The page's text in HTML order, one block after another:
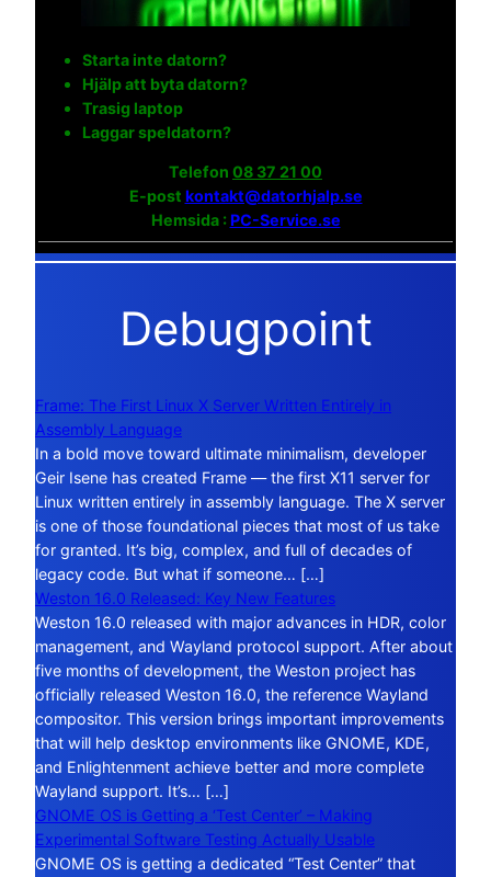
Starta inte datorn?
Hjälp att byta datorn?
Trasig laptop
Laggar speldatorn?
Telefon 08 37 21 00
E-post kontakt@datorhjalp.se
Hemsida : PC-Service.se
Debugpoint
Frame: The First Linux X Server Written Entirely in
Assembly Language
In a bold move toward ultimate minimalism, developer
Geir Isene has created Frame — the first X11 server for
Linux written entirely in assembly language. The X server
is one of those foundational pieces that most of us take
for granted. It’s big, complex, and full of decades of
legacy code. But what if someone… […]
Weston 16.0 Released: Key New Features
Weston 16.0 released with major advances in HDR, color
management, and Wayland protocol support. After about
five months of development, the Weston project has
officially released Weston 16.0, the reference Wayland
compositor. This version brings important improvements
that will help desktop environments like GNOME, KDE,
and Enlightenment achieve better and more complete
Wayland support. It’s… […]
GNOME OS is Getting a ‘Test Center’ – Making
Experimental Software Testing Actually Usable
GNOME OS is getting a dedicated “Test Center” that